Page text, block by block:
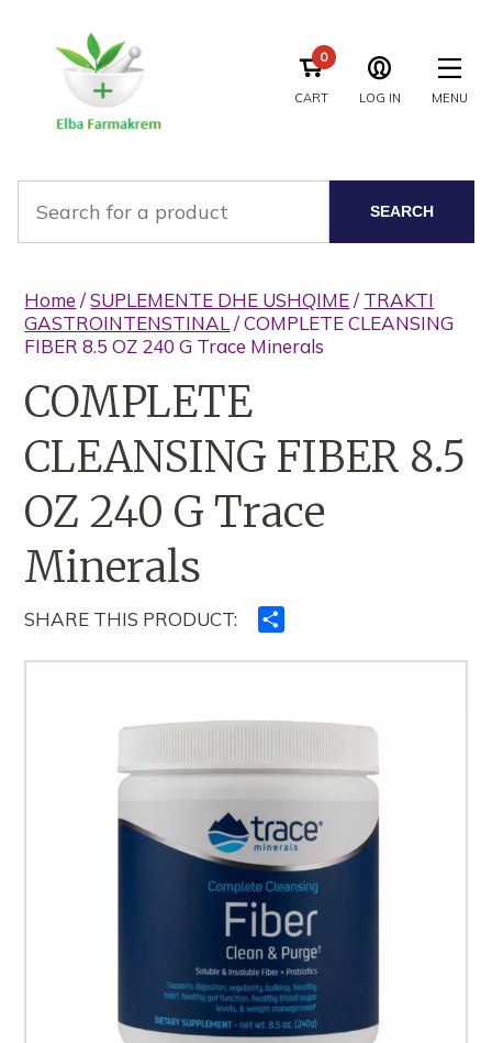
CART
0
LOG IN MENU
SEARCH
Home /SUPLEMENTE DHE USHQIME/ TRAKTI
GASTROINTENSTINAL/ COMPLETE CLEANSING
FIBER 8.5 OZ 240 G Trace Minerals
COMPLETE
CLEANSING FIBER 8.5
OZ 240 G Trace
Minerals
SHARE THIS PRODUCT: